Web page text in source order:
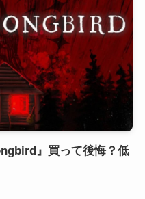
』買って後悔？低